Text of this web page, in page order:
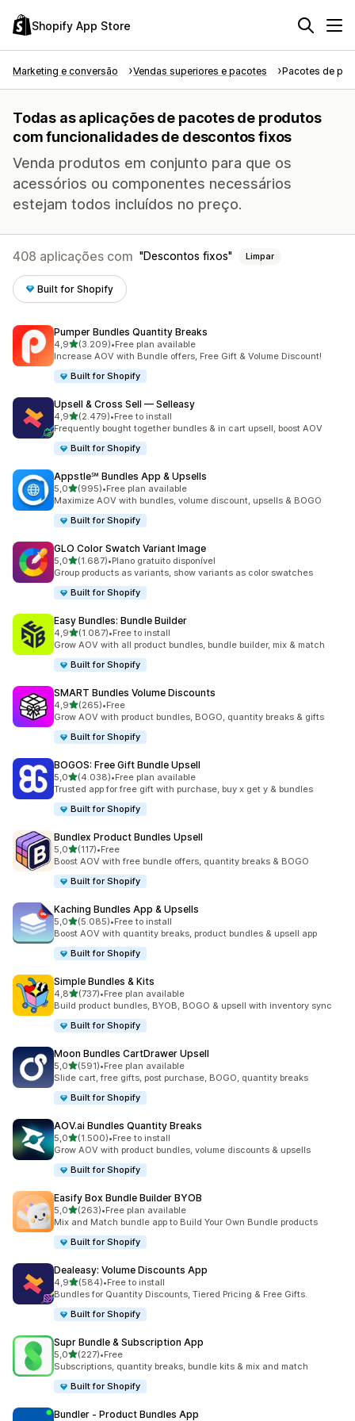
Shopify App Store
Marketing e conversão Vendas superiores e pacotes Pacotes de
Todas as aplicações de pacotes de produtos
com funcionalidades de descontos fixos
Venda produtos em conjunto para que os
acessórios ou componentes necessários
estejam todos incluídos no preço.
408 aplicações com Descontos fixos Limpar
Built for Shopify
Pumper Bundles Quantity Breaks
4,9de 5 estrelas
(3.209)
3209 total de avaliações
•Free plan available
Increase AOV with Bundle offers, Free Gift & Volume Discount!
Built for Shopify
Upsell & Cross Sell — Selleasy
4,9de 5 estrelas
(2.479)
2479 total de avaliações
•Free to install
Frequently bought together bundles & in cart upsell, boost AOV
Built for Shopify
Appstle℠ Bundles App & Upsells
5,0de 5 estrelas
(995)
995 total de avaliações
•Free plan available
Maximize AOV with bundles, volume discount, upsells & BOGO
Built for Shopify
GLO Color Swatch Variant Image
5,0de 5 estrelas
(1.687)
1687 total de avaliações
•Plano gratuito disponível
Group products as variants, show variants as color swatches
Built for Shopify
Easy Bundles: Bundle Builder
4,9de 5 estrelas
(1.087)
1087 total de avaliações
•Free to install
Grow AOV with all product bundles, bundle builder, mix & match
Built for Shopify
SMART Bundles Volume Discounts
4,9de 5 estrelas
(265)
265 total de avaliações
•Free
Grow AOV with product bundles, BOGO, quantity breaks & gifts
Built for Shopify
BOGOS: Free Gift Bundle Upsell
5,0de 5 estrelas
(4.038)
4038 total de avaliações
•Free plan available
Trusted app for free gift with purchase, buy x get y & bundles
Built for Shopify
Bundlex Product Bundles Upsell
5,0de 5 estrelas
(117)
117 total de avaliações
•Free
Boost AOV with free bundle offers, quantity breaks & BOGO
Built for Shopify
Kaching Bundles App & Upsells
5,0de 5 estrelas
(5.085)
5085 total de avaliações
•Free to install
Boost AOV with quantity breaks, product bundles & upsell app
Built for Shopify
Simple Bundles & Kits
4,8de 5 estrelas
(737)
737 total de avaliações
•Free plan available
Build product bundles, BYOB, BOGO & upsell with inventory sync
Built for Shopify
Moon Bundles CartDrawer Upsell
5,0de 5 estrelas
(591)
591 total de avaliações
•Free plan available
Slide cart, free gifts, post purchase, BOGO, quantity breaks
Built for Shopify
AOV.ai Bundles Quantity Breaks
5,0de 5 estrelas
(1.500)
1500 total de avaliações
•Free to install
Grow AOV with product bundles, volume discounts & upsells
Built for Shopify
Easify Box Bundle Builder BYOB
5,0de 5 estrelas
(263)
263 total de avaliações
•Free plan available
Mix and Match bundle app to Build Your Own Bundle products
Built for Shopify
Dealeasy: Volume Discounts App
4,9de 5 estrelas
(584)
584 total de avaliações
•Free to install
Bundles for Quantity Discounts, Tiered Pricing & Free Gifts.
Built for Shopify
Supr Bundle & Subscription App
5,0de 5 estrelas
(227)
227 total de avaliações
•Free
Subscriptions, quantity breaks, bundle kits & mix and match
Built for Shopify
Bundler ‑ Product Bundles App